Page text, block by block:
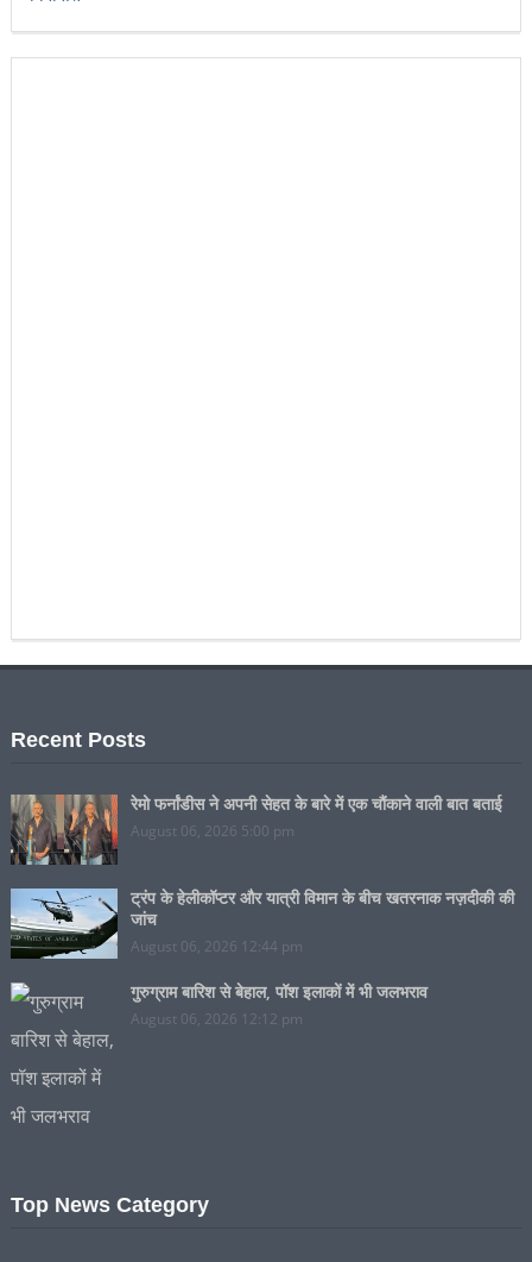
Recent Posts
रेमो फर्नांडीस ने अपनी सेहत के बारे में एक चौंकाने वाली बात बताई
August 06, 2026 5:00 pm
ट्रंप के हेलीकॉप्टर और यात्री विमान के बीच खतरनाक नज़दीकी की
जांच
August 06, 2026 12:44 pm
गुरुग्राम बारिश से बेहाल, पॉश इलाकों में भी जलभराव
August 06, 2026 12:12 pm
Top News Category